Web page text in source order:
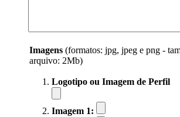
Imagens (formatos: jpg, jpeg e png -
arquivo: 2Mb)
Logotipo ou Imagem de Perfil
Imagem 1: